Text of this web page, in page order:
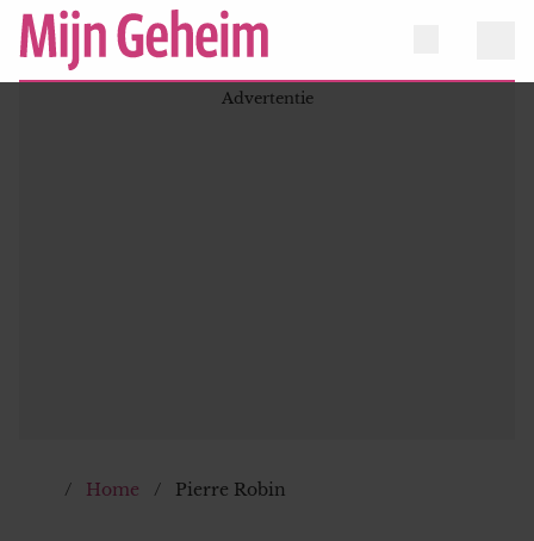
Home Pierre Robin